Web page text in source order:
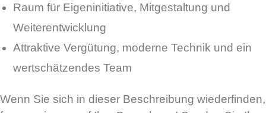
Raum für Eigeninitiative, Mitgestaltung und
Weiterentwicklung
Attraktive Vergütung, moderne Technik und ein
wertschätzendes Team
Wenn Sie sich in dieser Beschreibung wiederfinden,